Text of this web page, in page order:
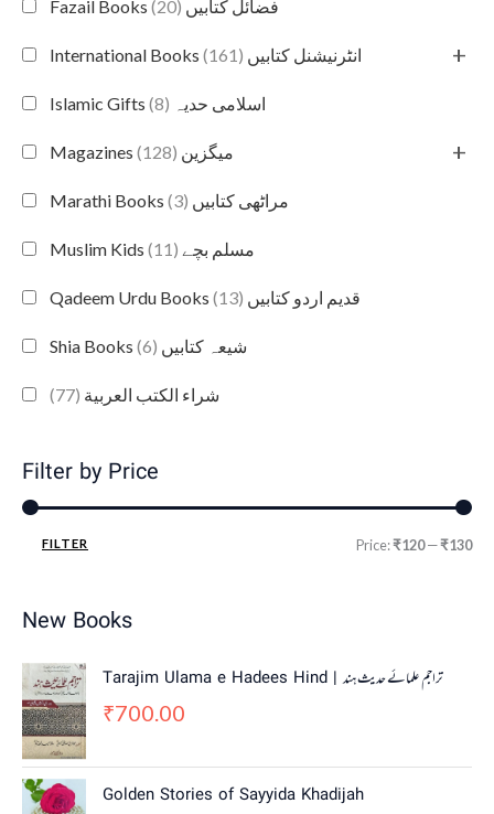
Fazail Books فضائل کتابیں (20)
International Books انٹرنیشنل کتابیں (161) +
Islamic Gifts اسلامی حدیہ (8)
Magazines میگزین (128) +
Marathi Books مراٹھی کتابیں (3)
Muslim Kids مسلم بچے (11)
Qadeem Urdu Books قدیم اردو کتابیں (13)
Shia Books شیعہ کتابیں (6)
شراء الكتب العربية (77)
Filter by Price
FILTER Price:₹120—₹130
New Books
Tarajim Ulama e Hadees Hind | تراجم علمائے حديث ہند
₹700.00
Golden Stories of Sayyida Khadijah